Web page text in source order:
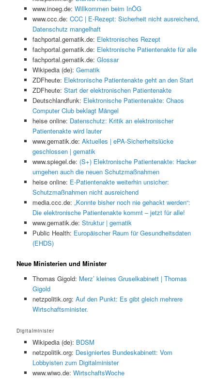
www.inoeg.de: Willkommen beim InÖG
www.ccc.de: CCC | E-Rezept: Sicherheit nicht ausreichend,
Datenschutz mangelhaft
fachportal.gematik.de: Elektronisches Rezept
fachportal.gematik.de: Elektronische Patientenakte für alle
fachportal.gematik.de: Glossar
Wikipedia (de): Gematik
ZDFheute: Elektronische Patientenakte geht an den Start
ZDFheute: Start der elektronischen Patientenakte
Deutschlandfunk: Elektronische Patientenakte: Chaos
Computer Club beklagt Mängel
heise online: Datenschutz: Kritik an elektronischer
Patientenakte wird lauter
www.gematik.de: Aktuelles | ePA-Sicherheitslücke
geschlossen | gematik
www.spiegel.de: (S+) Elektronische Patientenakte: Hacker
umgehen auch die neuen Schutzmaßnahmen
heise online: E-Patientenakte weiterhin unsicher:
Schutzmaßnahmen nicht ausreichend
media.ccc.de: „Konnte bisher noch nie gehackt werden“:
Die elektronische Patientenakte kommt – jetzt für alle!
www.gematik.de: Struktur | gematik
Public Health: Europäischer Raum für Gesundheitsdaten
(EHDS)
Neue Ministerien und Minister
Thomas Gigold: Merz’ kleines Gruselkabinett | Thomas
Gigold
netzpolitik.org: Auf den Punkt: Es gibt gleich mehrere
Wirtschaftsminister.
Digitalminister
Wikipedia (de): BDSM
netzpolitik.org: Designiertes Bundeskabinett: Vom
Lobbyisten zum Digitalminister
www.wiwo.de: WirtschaftsWoche